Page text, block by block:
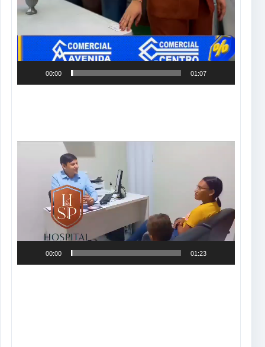
00:00 01:07
00:00 01:23